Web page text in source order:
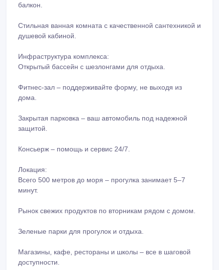
балкон.
Стильная ванная комната с качественной сантехникой и
душевой кабиной.
Инфраструктура комплекса:
Открытый бассейн с шезлонгами для отдыха.
Фитнес-зал – поддерживайте форму, не выходя из
дома.
Закрытая парковка – ваш автомобиль под надежной
защитой.
Консьерж – помощь и сервис 24/7.
Локация:
Всего 500 метров до моря – прогулка занимает 5–7
минут.
Рынок свежих продуктов по вторникам рядом с домом.
Зеленые парки для прогулок и отдыха.
Магазины, кафе, рестораны и школы – все в шаговой
доступности.